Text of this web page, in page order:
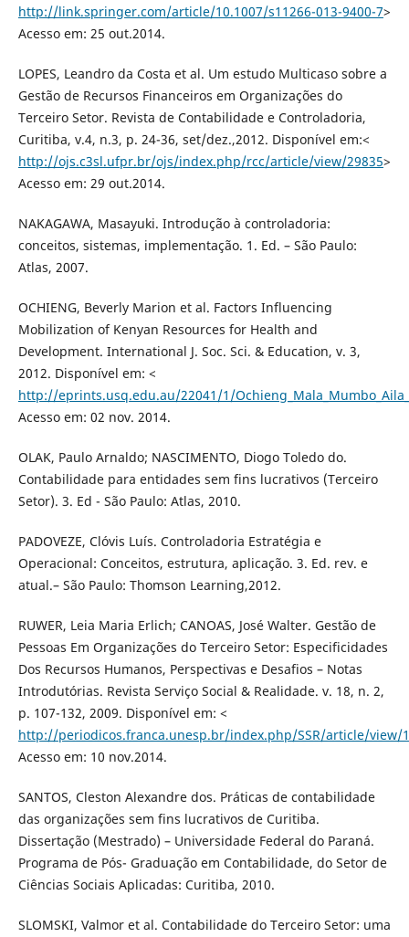
http://link.springer.com/article/10.1007/s11266-013-9400-7>
Acesso em: 25 out.2014.
LOPES, Leandro da Costa et al. Um estudo Multicaso sobre a
Gestão de Recursos Financeiros em Organizações do
Terceiro Setor. Revista de Contabilidade e Controladoria,
Curitiba, v.4, n.3, p. 24-36, set/dez.,2012. Disponível em:<
http://ojs.c3sl.ufpr.br/ojs/index.php/rcc/article/view/29835>
Acesso em: 29 out.2014.
NAKAGAWA, Masayuki. Introdução à controladoria:
conceitos, sistemas, implementação. 1. Ed. – São Paulo:
Atlas, 2007.
OCHIENG, Beverly Marion et al. Factors Influencing
Mobilization of Kenyan Resources for Health and
Development. International J. Soc. Sci. & Education, v. 3,
2012. Disponível em: <
http://eprints.usq.edu.au/22041/1/
Acesso em: 02 nov. 2014.
OLAK, Paulo Arnaldo; NASCIMENTO, Diogo Toledo do.
Contabilidade para entidades sem fins lucrativos (Terceiro
Setor). 3. Ed - São Paulo: Atlas, 2010.
PADOVEZE, Clóvis Luís. Controladoria Estratégia e
Operacional: Conceitos, estrutura, aplicação. 3. Ed. rev. e
atual.– São Paulo: Thomson Learning,2012.
RUWER, Leia Maria Erlich; CANOAS, José Walter. Gestão de
Pessoas Em Organizações do Terceiro Setor: Especificidades
Dos Recursos Humanos, Perspectivas e Desafios – Notas
Introdutórias. Revista Serviço Social & Realidade. v. 18, n. 2,
p. 107-132, 2009. Disponível em: <
http://periodicos.franca.unesp.br/index.php/SSR/article/view/
Acesso em: 10 nov.2014.
SANTOS, Cleston Alexandre dos. Práticas de contabilidade
das organizações sem fins lucrativos de Curitiba.
Dissertação (Mestrado) – Universidade Federal do Paraná.
Programa de Pós- Graduação em Contabilidade, do Setor de
Ciências Sociais Aplicadas: Curitiba, 2010.
SLOMSKI, Valmor et al. Contabilidade do Terceiro Setor: uma